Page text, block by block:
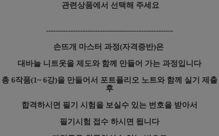
관련상품에서 선택해 주세요
----------------------------------------------------
손뜨개 마스터 과정(자격증반)은
대바늘 니트옷을 제도와 함께 만들어 가는 과정입니다
총 6작품(1~ 6강)을 만들어서 포트폴리오 노트와 함께 실기 제출
후
합격하시면 필기 시험을 보실수 있는 번호을 받아서
필기시험 접수 하시면 됩니다